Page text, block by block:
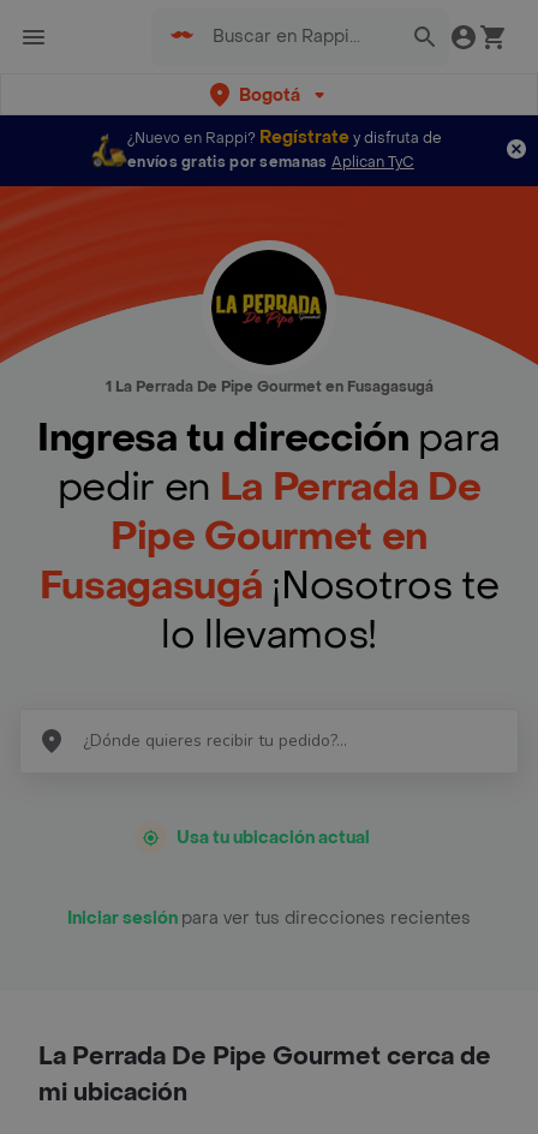
Bogotá
¿Nuevo en Rappi? Regístratey disfruta de
envíos gratis por semanas Aplican TyC
1 La Perrada De Pipe Gourmet en Fusagasugá
Ingresa tu dirección para
pedir en La Perrada De
Pipe Gourmet en
Fusagasugá ¡Nosotros te
lo llevamos!
Usa tu ubicación actual
Iniciar sesión para ver tus direcciones recientes
La Perrada De Pipe Gourmet cerca de
mi ubicación